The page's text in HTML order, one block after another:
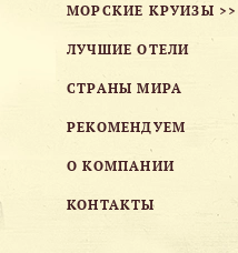
МОРСКИЕ КРУИЗЫ >>
ЛУЧШИЕ ОТЕЛИ
СТРАНЫ МИРА
РЕКОМЕНДУЕМ
О КОМПАНИИ
КОНТАКТЫ